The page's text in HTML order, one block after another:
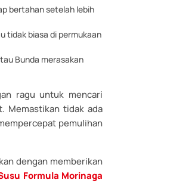
bertahan setelah lebih
tidak biasa di permukaan
Bunda merasakan
ragu untuk mencari
Memastikan tidak ada
pemulihan
dengan memberikan
Formula Morinaga